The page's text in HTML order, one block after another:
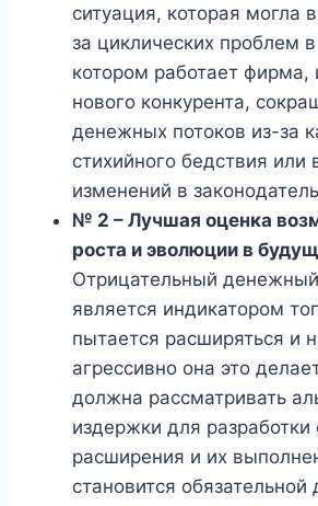
ситуация, которая могла
за циклических проблем
котором работает фирма,
нового конкурента,
денежных потоков из-за
стихийного бедствия или
изменений в
№ 2 – Лучшая оценка
роста и эволюции в
Отрицательный денежный
является индикатором
пытается расширяться и
агрессивно она это
должна рассматривать
издержки для разработки
расширения и их
становится обязательной